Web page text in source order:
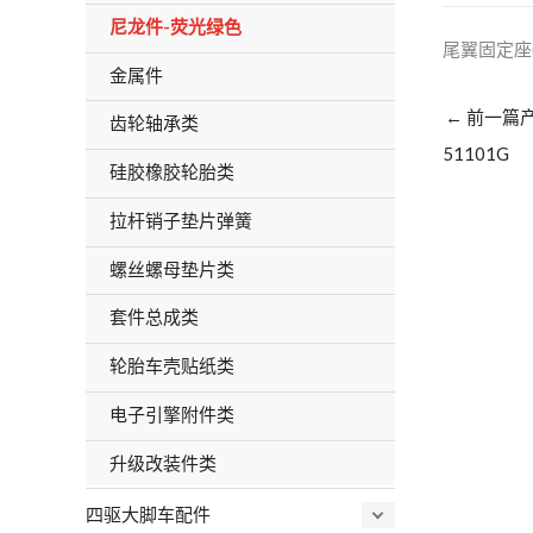
尼龙件-荧光绿色
金属件
齿轮轴承类
硅胶橡胶轮胎类
拉杆销子垫片弹簧
螺丝螺母垫片类
套件总成类
轮胎车壳贴纸类
电子引擎附件类
升级改装件类
四驱大脚车配件
尾翼固定
← 前一篇
51101G